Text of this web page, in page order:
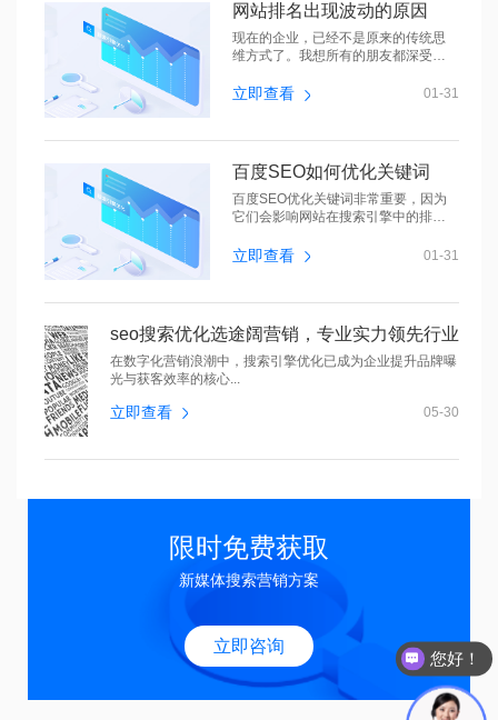
网站排名出现波动的原因
现在的企业，已经不是原来的传统思
维方式了。我想所有的朋友都深受感
立即查看 01-31
百度SEO如何优化关键词
百度SEO优化关键词非常重要，因为
它们会影响网站在搜索引擎中的排
立即查看 01-31
seo搜索优化选途阔营销，专业实力领先行业
在数字化营销浪潮中，搜索引擎优化已成为企业提升品牌曝
光与获客效率的核心...
立即查看 05-30
限时免费获取
新媒体搜索营销方案
立即咨询
欢迎来到途阔！